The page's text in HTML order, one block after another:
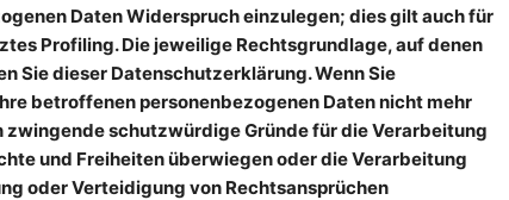
Daten Widerspruch einzulegen; dies gilt auch für
Profiling. Die jeweilige Rechtsgrundlage, auf denen
Sie dieser Datenschutzerklärung. Wenn Sie
betroffenen personenbezogenen Daten nicht mehr
zwingende schutzwürdige Gründe für die Verarbeitung
und Freiheiten überwiegen oder die Verarbeitung
oder Verteidigung von Rechtsansprüchen